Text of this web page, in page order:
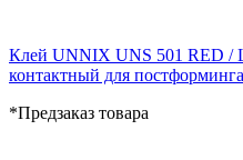
Клей UNNIX UNS 501 RED /
контактный для
*Предзаказ товара